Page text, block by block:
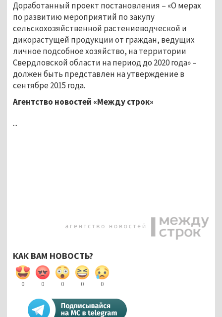
Доработанный проект постановления – «О мерах
по развитию мероприятий по закупу
сельскохозяйственной растениеводческой и
дикорастущей продукции от граждан, ведущих
личное подсобное хозяйство, на территории
Свердловской области на период до 2020 года» –
должен быть представлен на утверждение в
сентябре 2015 года.
Агентство новостей «Между строк»
...
КАК ВАМ НОВОСТЬ?
0 0 0 0 0